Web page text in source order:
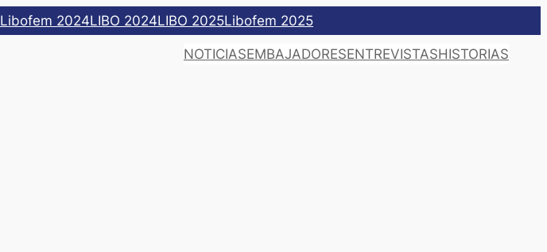
Libofem 2024LIBO 2024LIBO 2025Libofem 2025
NOTICIASEMBAJADORESENTREVISTASHISTORIAS